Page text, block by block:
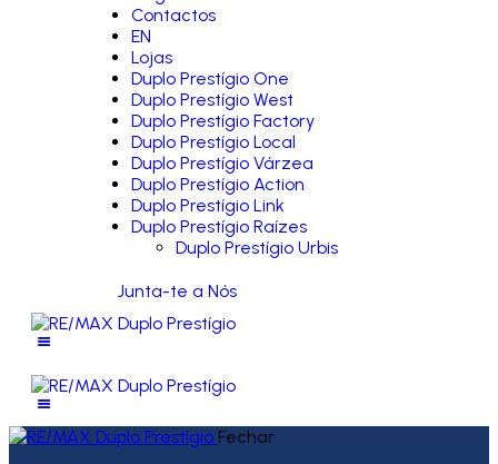
Contactos
EN
Lojas
Duplo Prestígio One
Duplo Prestígio West
Duplo Prestígio Factory
Duplo Prestígio Local
Duplo Prestígio Várzea
Duplo Prestígio Action
Duplo Prestígio Link
Duplo Prestígio Raízes
Duplo Prestígio Urbis
Junta-te a Nós
Fechar